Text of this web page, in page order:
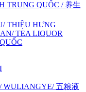
TRUNG QUỐC / 养生
THIỆU HƯNG
TEA LIQUOR
WULIANGYE/ 五粮液